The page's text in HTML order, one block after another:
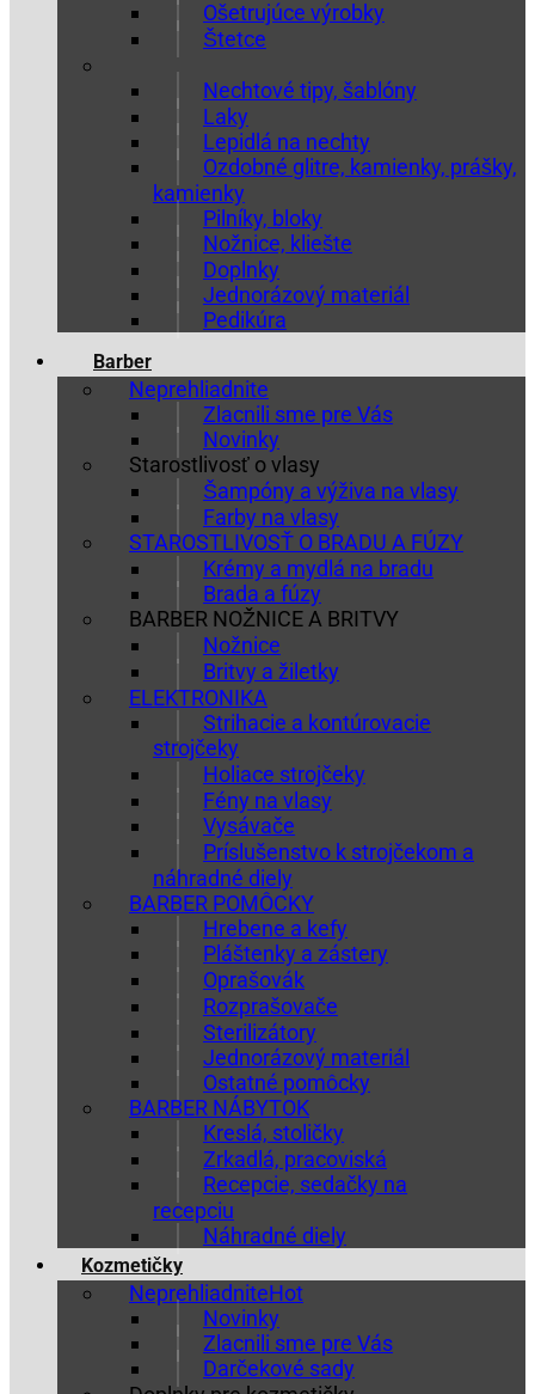
Ošetrujúce výrobky
Štetce
Nechtové tipy, šablóny
Laky
Lepidlá na nechty
Ozdobné glitre, kamienky, prášky,
kamienky
Pilníky, bloky
Nožnice, kliešte
Doplnky
Jednorázový materiál
Pedikúra
Barber
Neprehliadnite
Zlacnili sme pre Vás
Novinky
Starostlivosť o vlasy
Šampóny a výživa na vlasy
Farby na vlasy
STAROSTLIVOSŤ O BRADU A FÚZY
Krémy a mydlá na bradu
Brada a fúzy
BARBER NOŽNICE A BRITVY
Nožnice
Britvy a žiletky
ELEKTRONIKA
Strihacie a kontúrovacie
strojčeky
Holiace strojčeky
Fény na vlasy
Vysávače
Príslušenstvo k strojčekom a
náhradné diely
BARBER POMÔCKY
Hrebene a kefy
Pláštenky a zástery
Oprašovák
Rozprašovače
Sterilizátory
Jednorázový materiál
Ostatné pomôcky
BARBER NÁBYTOK
Kreslá, stoličky
Zrkadlá, pracoviská
Recepcie, sedačky na
recepciu
Náhradné diely
Kozmetičky
Neprehliadnite
Novinky
Zlacnili sme pre Vás
Darčekové sady